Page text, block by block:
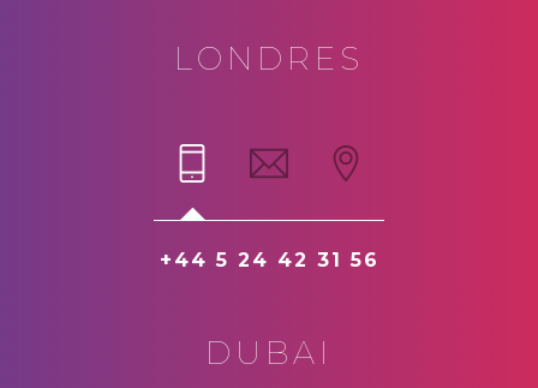
LONDRES
+44 5 24 42 31 56
DUBAI